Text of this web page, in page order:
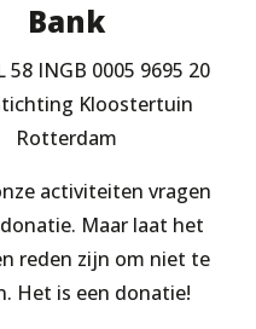
Bank
58 INGB 0005 9695 20
Kloostertuin
Rotterdam
activiteiten vragen
Maar laat het
reden zijn om niet te
Het is een donatie!